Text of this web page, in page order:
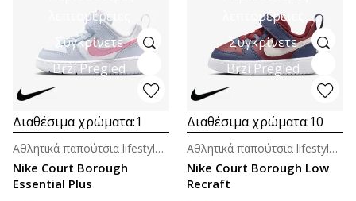
λεπτομέρειες
Συγκρίνετε
Brzi Pregled
Διαθέσιμα χρώματα:1
Nike Court Borough
Essential Plus
Αθλητικά παπούτσια lifestyle για βρέφη
λεπτομέρειες
Συγκρίνετε
Brzi Pregled
Διαθέσιμα χρώματα:10
Nike Court Borough Low
Recraft
Αθλητικά παπούτσια lifestyle για βρέφη